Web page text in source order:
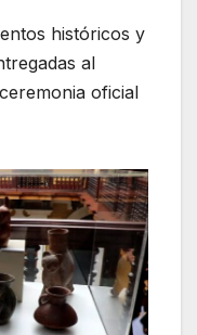
históricos y
al
oficial